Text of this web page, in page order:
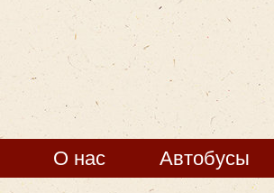
О нас Автобусы